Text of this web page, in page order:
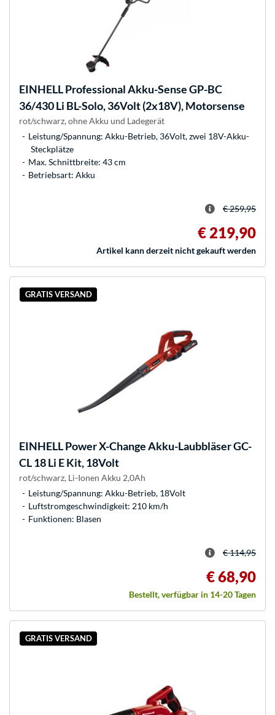
EINHELLProfessional Akku-Sense GP-BC
36/430 Li BL-Solo, 36Volt (2x18V), Motorsense
rot/schwarz, ohne Akku und Ladegerät
Leistung/Spannung: Akku-Betrieb, 36Volt, zwei 18V-Akku-
Steckplätze
Max. Schnittbreite: 43 cm
Betriebsart: Akku
€ 259,95
€ 219,90
Artikel kann derzeit nicht gekauft werden
GRATIS VERSAND
EINHELLPower X-Change Akku-Laubbläser GC-
CL 18 Li E Kit, 18Volt
rot/schwarz, Li-Ionen Akku 2,0Ah
Leistung/Spannung: Akku-Betrieb, 18Volt
Luftstromgeschwindigkeit: 210 km/h
Funktionen: Blasen
€ 114,95
€ 68,90
Bestellt, verfügbar in 14-20 Tagen
GRATIS VERSAND